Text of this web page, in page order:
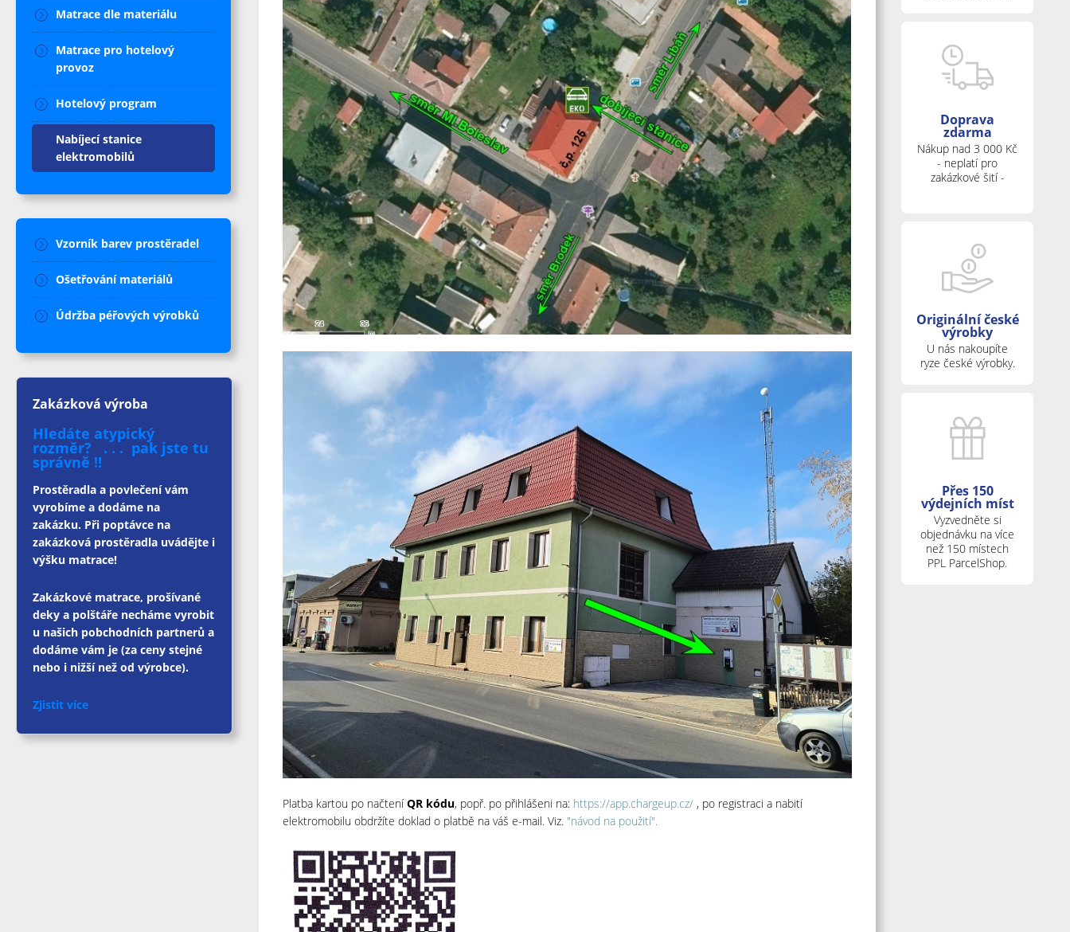
Platba kartou po načteníQR kódu, popř. po přihlášeni na: https://app.chargeup.cz/ , po registraci a nabití
elektromobilu obdržíte doklad o platbě na váš e-mail. Viz. "návod na použití".
Matrace dle materiálu
Matrace pro hotelový
provoz
Hotelový program
Nabíjecí stanice
elektromobilů
Vzorník barev prostěradel
Ošetřování materiálů
Údržba péřových výrobků
Zakázková výroba
Hledáte atypický
rozměr? . . . pak jste tu
správně !!
Prostěradla a povlečení vám
vyrobíme a dodáme na
zakázku. Při poptávce na
zakázková prostěradla uvádějte i
výšku matrace!
Zakázkové matrace, prošívané
deky a polštáře necháme vyrobit
u našich pobchodních partnerů a
dodáme vám je (za ceny stejné
nebo i nižší než od výrobce).
Zjistit více
Doprava
zdarma
Nákup nad 3 000 Kč
- neplatí pro
zakázkové šití -
Originální české
výrobky
U nás nakoupíte
ryze české výrobky.
Přes 150
výdejních míst
Vyzvedněte si
objednávku na více
než 150 místech
PPL ParcelShop.